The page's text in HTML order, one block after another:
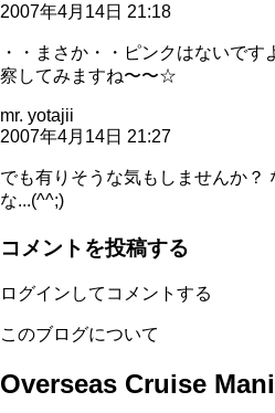
2007年4月14日 21:18
・・まさか・・ピンクはないで
察してみますね〜〜☆
mr. yotajii
2007年4月14日 21:27
でも有りそうな気もしませんか？
な...(^^;)
コメントを投稿する
ログインしてコメントする
このブログについて
Overseas Cruise